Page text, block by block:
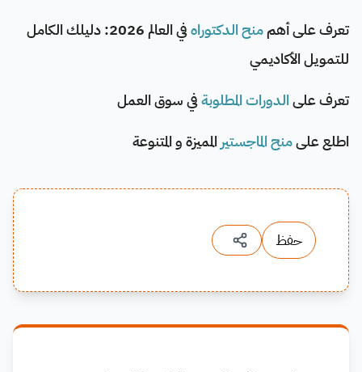
تعرف على أهممنح الدكتوراه
في العالم 2026: دليلك الكامل
للتمويل الأكاديمي
تعرف علىالدورات المطلوبةفي سوق العمل
اطلع علىمنح الماجستير المميزة و المتنوعة
حفظ